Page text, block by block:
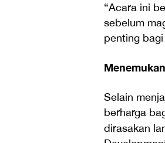
“Acara ini
sebelum
penting
Selain
berharga
dirasakan